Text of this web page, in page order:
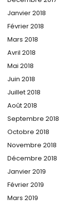
Janvier 2018
Février 2018
Mars 2018
Avril 2018
Mai 2018
Juin 2018
Juillet 2018
Août 2018
Septembre 2018
Octobre 2018
Novembre 2018
Décembre 2018
Janvier 2019
Février 2019
Mars 2019